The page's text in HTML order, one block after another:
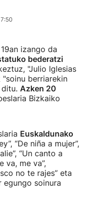
izango da
bederatzi
"Julio Iglesias
"soinu berriarekin
Azken 20
Bizkaiko
Euskaldunako
“De niña a mujer”,
“Un canto a
va, me va”,
no te rajes” eta
egungo soinura